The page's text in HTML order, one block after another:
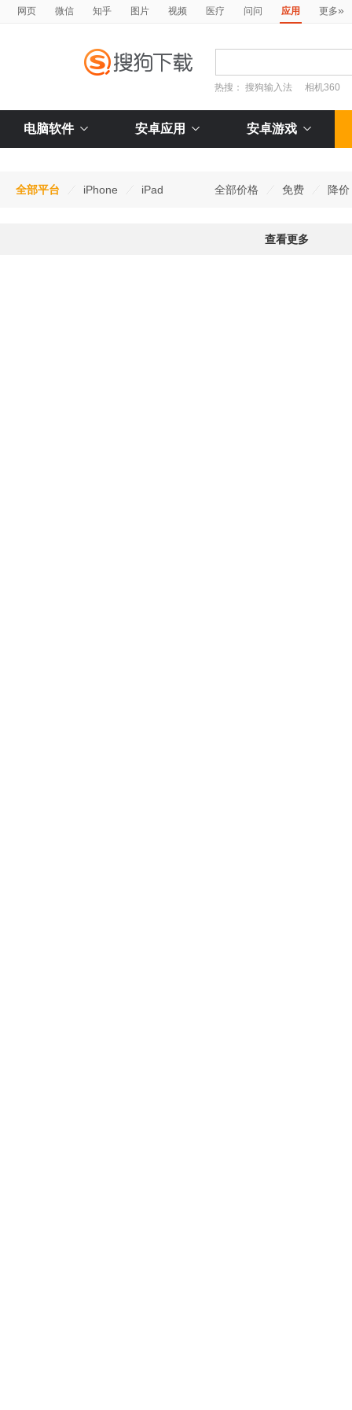
网页 微信 知乎 图片 视频 医疗 问问 应用 更多»
热搜：搜狗输入法 相机360
电脑软件 安卓应用 安卓游戏
全部平台 iPhone iPad 全部价格 免费 降价
查看更多